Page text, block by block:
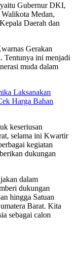
Gubernur DKI,
Medan,
Daerah dan
Gerakan
Tentunya ini menjadi
muda dalam
Laksanakan
Harga Bahan
keseriusan
selama ini Kwartir
kegiatan
dukungan
dalam
dukungan
hingga Satuan
Barat. Kita
sebagai calon